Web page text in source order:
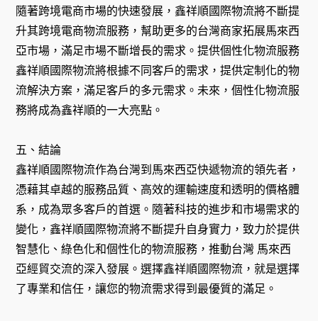
隨著跨境電商市場的快速發展，鑫祥順國際物流將不斷提
升其跨境電商物流服務，幫助更多的台灣商家拓展馬來西
亞市場，滿足市場不斷增長的需求。提供個性化物流服務
鑫祥順國際物流將根據不同客戶的需求，提供定制化的物
流解決方案，滿足客戶的多元需求。未來，個性化物流服
務將成為鑫祥順的一大亮點。
五、結論
鑫祥順國際物流作為台灣到馬來西亞快遞物流的領先者，
憑藉其卓越的服務品質、高效的運輸速度和透明的價格體
系，成為眾多客戶的首選。隨著科技的進步和市場需求的
變化，鑫祥順國際物流將不斷提升自身實力，致力於提供
智慧化、綠色化和個性化的物流服務，推動台灣 馬來西
亞經貿交流的深入發展。選擇鑫祥順國際物流，就是選擇
了專業和信任，讓您的物流需求得到最優質的滿足。